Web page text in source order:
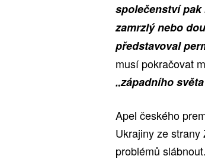
společenství
zamrzlý nebo
představoval
musí pokračovat
„západního
Apel českého
Ukrajiny ze
problémů